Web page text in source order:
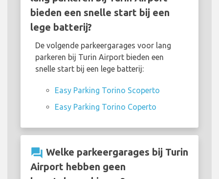
bieden een snelle start bij een
lege batterij?
De volgende parkeergarages voor lang
parkeren bij Turin Airport bieden een
snelle start bij een lege batterij:
Easy Parking Torino Scoperto
Easy Parking Torino Coperto
question_answer Welke parkeergarages bij Turin
Airport hebben geen